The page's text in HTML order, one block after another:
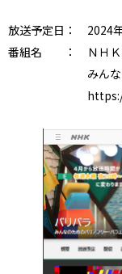
放送予定日：
番組名 ： ＮＨＫ
みんなのため
https://